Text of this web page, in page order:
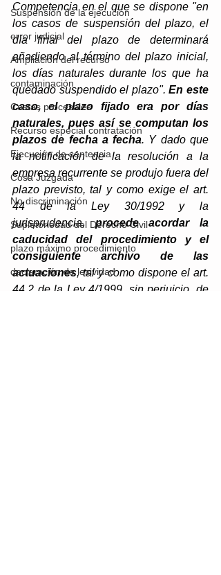
Suspensión de la ejecución
error judicial
Ampliación del recurso
contaminación
Costas procesales
Recurso especial contratación
Ejecución de sentencia
Cosa Juzgada
No discriminación
Supletoriedad del Derecho Civil
plazo máximo procedimiento
declaración de lesividad
Competencia en el que se dispone "en
los casos de suspensión del plazo, el
día final del plazo de determinará
añadiendo al término del plazo inicial,
los días naturales durante los que ha
quedado suspendido el plazo". En este
caso, el plazo fijado era por días
naturales, pues así se computan los
plazos de fecha a fecha. Y dado que
la notificación de la resolución a la
empresa recurrente se produjo fuera del
plazo previsto, tal y como exige el art.
44 de la Ley 30/1992 y la
jurisprudencia, procede acordar la
caducidad del procedimiento y el
consiguiente archivo de las
actuaciones, tal y como dispone el art.
44.2 de la Ley 4/1999, sin perjuicio, de